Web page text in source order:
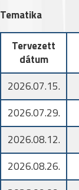
Tematika
Tervezett
dátum
2026.07.15.
2026.07.29.
2026.08.12.
2026.08.26.